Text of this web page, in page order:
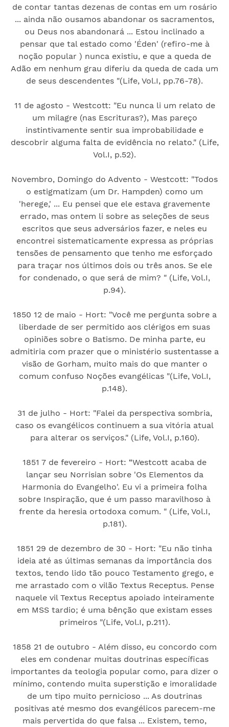
de contar tantas dezenas de contas em um rosário
... ainda não ousamos abandonar os sacramentos,
ou Deus nos abandonará ... Estou inclinado a
pensar que tal estado como 'Éden' (refiro-me à
noção popular ) nunca existiu, e que a queda de
Adão em nenhum grau diferiu da queda de cada um
de seus descendentes "(Life, Vol.I, pp.76-78).
11 de agosto - Westcott: "Eu nunca li um relato de
um milagre (nas Escrituras?), Mas pareço
instintivamente sentir sua improbabilidade e
descobrir alguma falta de evidência no relato." (Life,
Vol.I, p.52).
Novembro, Domingo do Advento - Westcott: "Todos
o estigmatizam (um Dr. Hampden) como um
'herege,' ... Eu pensei que ele estava gravemente
errado, mas ontem li sobre as seleções de seus
escritos que seus adversários fazer, e neles eu
encontrei sistematicamente expressa as próprias
tensões de pensamento que tenho me esforçado
para traçar nos últimos dois ou três anos. Se ele
for condenado, o que será de mim? " (Life, Vol.I,
p.94).
1850 12 de maio - Hort: "Você me pergunta sobre a
liberdade de ser permitido aos clérigos em suas
opiniões sobre o Batismo. De minha parte, eu
admitiria com prazer que o ministério sustentasse a
visão de Gorham, muito mais do que manter o
comum confuso Noções evangélicas "(Life, Vol.I,
p.148).
31 de julho - Hort: "Falei da perspectiva sombria,
caso os evangélicos continuem a sua vitória atual
para alterar os serviços." (Life, Vol.I, p.160).
1851 7 de fevereiro - Hort: “Westcott acaba de
lançar seu Norrisian sobre 'Os Elementos da
Harmonia do Evangelho'. Eu vi a primeira folha
sobre Inspiração, que é um passo maravilhoso à
frente da heresia ortodoxa comum. " (Life, Vol.I,
p.181).
1851 29 de dezembro de 30 - Hort: "Eu não tinha
ideia até as últimas semanas da importância dos
textos, tendo lido tão pouco Testamento grego, e
me arrastado com o vilão Textus Receptus. Pense
naquele vil Textus Receptus apoiado inteiramente
em MSS tardio; é uma bênção que existam esses
primeiros "(Life, Vol.I, p.211).
1858 21 de outubro - Além disso, eu concordo com
eles em condenar muitas doutrinas específicas
importantes da teologia popular como, para dizer o
mínimo, contendo muita superstição e imoralidade
de um tipo muito pernicioso ... As doutrinas
positivas até mesmo dos evangélicos parecem-me
mais pervertida do que falsa ... Existem, temo,